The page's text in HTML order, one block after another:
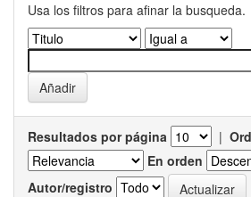
Usa los filtros para afinar la busqueda.
Resultados por página |
En orden
Autor/registro